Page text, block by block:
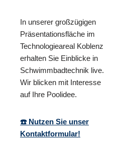
In unserer großzügigen
Präsentationsfläche im
Technologieareal Koblenz
erhalten Sie Einblicke in
Schwimmbadtechnik live.
Wir blicken mit Interesse
auf Ihre Poolidee.
☎️ Nutzen Sie unser
Kontaktformular!